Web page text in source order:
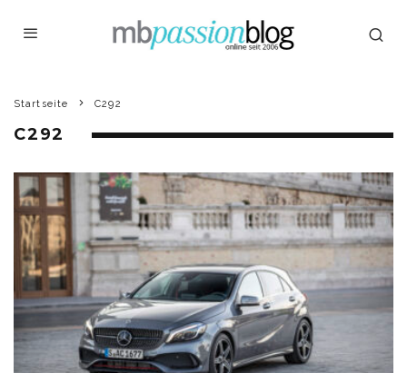
Startseite C292
C292